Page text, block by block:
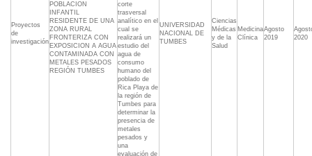
Proyectos
de
investigación
POBLACION
INFANTIL
RESIDENTE DE UNA
ZONA RURAL
FRONTERIZA CON
EXPOSICION A AGUA
CONTAMINADA CON
METALES PESADOS
REGIÓN TUMBES
corte
trasversal
analítico en el
cual se
realizará un
estudio del
agua de
consumo
humano del
poblado de
Rica Playa de
la región de
Tumbes para
determinar la
presencia de
metales
pesados y
una
evaluación de
UNIVERSIDAD
NACIONAL DE
TUMBES
Ciencias
Médicas
y de la
Salud
Medicina
Clínica
Agosto
2019
2020